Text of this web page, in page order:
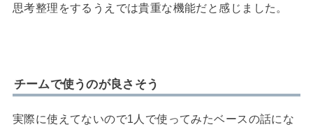
思考整理をするうえでは貴重な機能だと感じました。
チームで使うのが良さそう
実際に使えてないので1人で使ってみたベースの話にな